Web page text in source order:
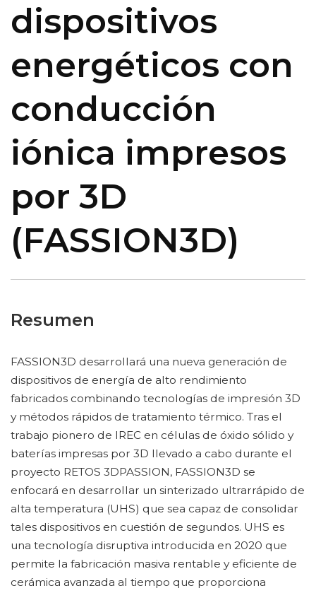
dispositivos
energéticos con
conducción
iónica impresos
por 3D
(FASSION3D)
Resumen
FASSION3D desarrollará una nueva generación de
dispositivos de energía de alto rendimiento
fabricados combinando tecnologías de impresión 3D
y métodos rápidos de tratamiento térmico. Tras el
trabajo pionero de IREC en células de óxido sólido y
baterías impresas por 3D llevado a cabo durante el
proyecto RETOS 3DPASSION, FASSION3D se
enfocará en desarrollar un sinterizado ultrarrápido de
alta temperatura (UHS) que sea capaz de consolidar
tales dispositivos en cuestión de segundos. UHS es
una tecnología disruptiva introducida en 2020 que
permite la fabricación masiva rentable y eficiente de
cerámica avanzada al tiempo que proporciona